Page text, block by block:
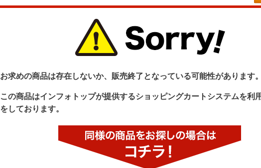
お求めの商品は存在しないか、販売終了となっている可能性があります
この商品はインフォトップが提供するショッピングカートシステムを利
をしております。